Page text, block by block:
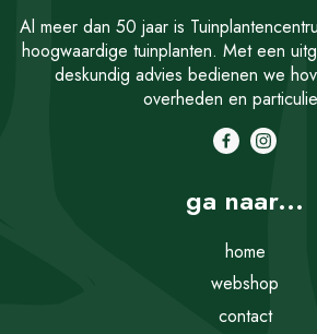
Al meer dan 50 jaar is
hoogwaardige tuinplanten. Met een
deskundig advies bedienen we
overheden en
ga naar...
home
webshop
contact